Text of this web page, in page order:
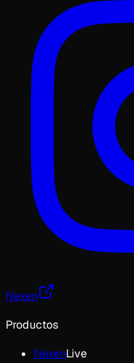
Nexen
Productos
NexenLive